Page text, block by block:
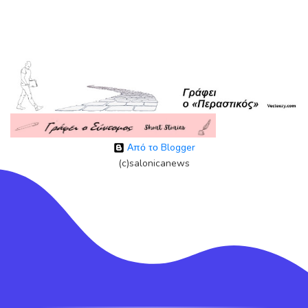
Από το Blogger
(c)salonicanews